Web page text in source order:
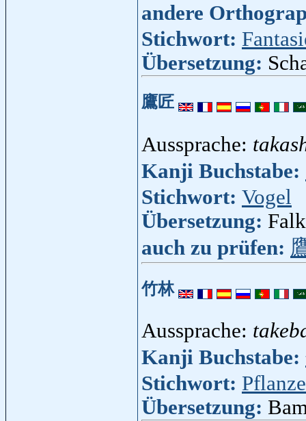
andere
Stichwort:
Übersetzung:
鷹匠
Aussprache:
Kanji Buchstabe:
Stichwort: Vogel
Übersetzung:
auch zu prüfen:
竹林
Aussprache:
Kanji Buchstabe:
Stichwort: Pflanze
Übersetzung: